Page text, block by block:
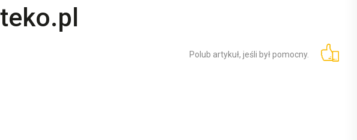
Polub artykuł, jeśli był pomocny.